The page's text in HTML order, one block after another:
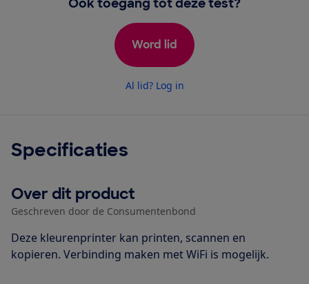
Word lid
Al lid? Log in
Specificaties
Over dit product
Geschreven door de Consumentenbond
Deze kleurenprinter kan printen, scannen en
kopieren. Verbinding maken met WiFi is mogelijk.